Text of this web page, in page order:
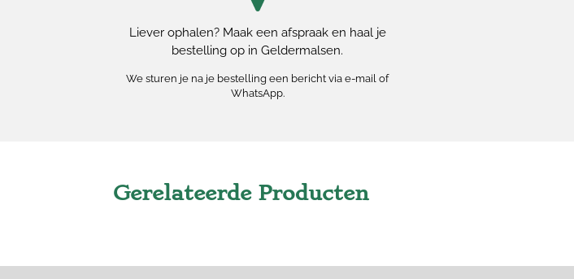
Liever ophalen? Maak een afspraak en haal je
bestelling op in Geldermalsen.
We sturen je na je bestelling een bericht via e-mail of
WhatsApp.
Gerelateerde Producten